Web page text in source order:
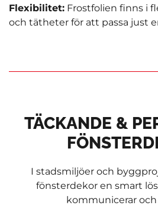
Flexibilitet: Frostfolien finns i
och tätheter för att passa just
TÄCKANDE &
I stadsmiljöer och
fönsterdekor en smart
kommunicerar och